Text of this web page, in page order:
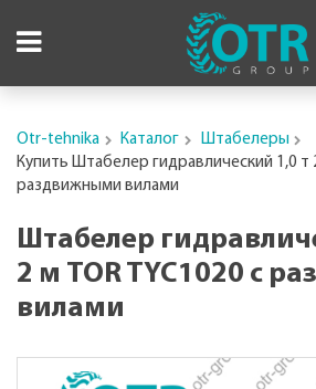
Otr-tehnika Каталог
Штабелеры
Купить Штабелер гидравлический 1,0 т
раздвижными вилами
Штабелер
2 м TOR TYC1020 с
вилами